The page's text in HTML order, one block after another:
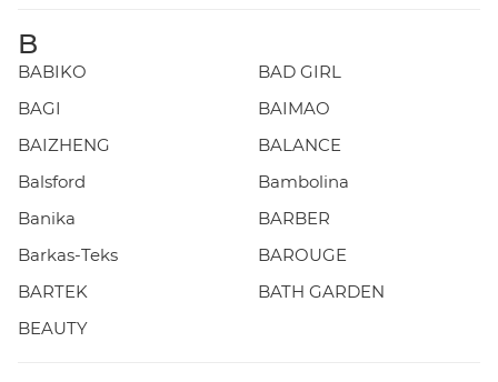
B
BABIKO
BAD GIRL
BAGI
BAIMAO
BAIZHENG
BALANCE
Balsford
Bambolina
Banika
BARBER
Barkas-Teks
BAROUGE
BARTEK
BATH GARDEN
BEAUTY